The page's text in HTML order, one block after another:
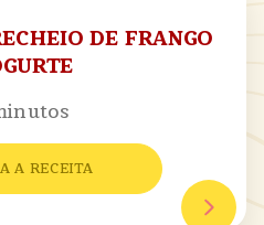
DE FRANGO
A RECEITA